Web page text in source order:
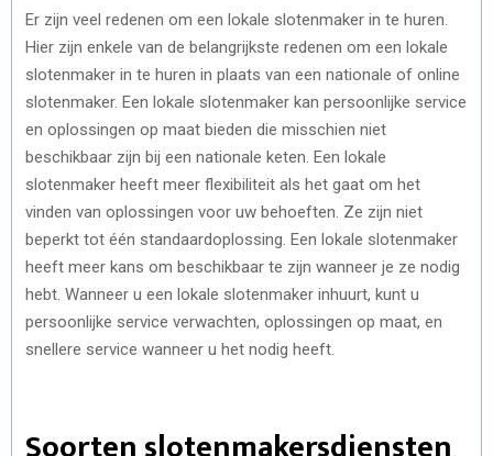
Er zijn veel redenen om een lokale slotenmaker in te huren.
Hier zijn enkele van de belangrijkste redenen om een lokale
slotenmaker in te huren in plaats van een nationale of online
slotenmaker. Een lokale slotenmaker kan persoonlijke service
en oplossingen op maat bieden die misschien niet
beschikbaar zijn bij een nationale keten. Een lokale
slotenmaker heeft meer flexibiliteit als het gaat om het
vinden van oplossingen voor uw behoeften. Ze zijn niet
beperkt tot één standaardoplossing. Een lokale slotenmaker
heeft meer kans om beschikbaar te zijn wanneer je ze nodig
hebt. Wanneer u een lokale slotenmaker inhuurt, kunt u
persoonlijke service verwachten, oplossingen op maat, en
snellere service wanneer u het nodig heeft.